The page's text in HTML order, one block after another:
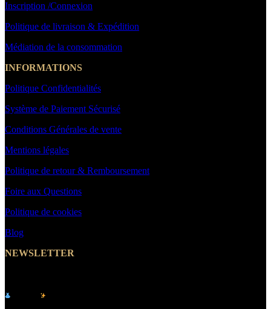
Inscription /Connexion
Politique de livraison & Expédition
Médiation de la consommation
INFORMATIONS
Politique Confidentialités
Système de Paiement Sécurisé
Conditions Générales de vente
Mentions légales
Politique de retour & Remboursement
Foire aux Questions
Politique de cookies
Blog
NEWSLETTER
Le site